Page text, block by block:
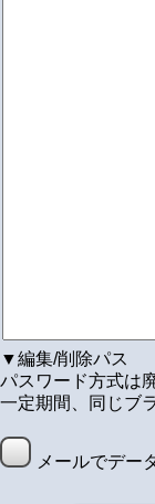
▼編集/削除パス
パスワード方式は
一定期間、同じブ
メールでデー